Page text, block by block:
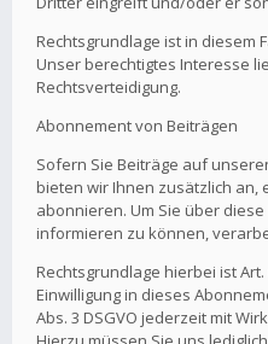
Rechtsgrundlage ist in diesem
Unser berechtigtes Interesse
Rechtsverteidigung.
Abonnement von Beiträgen
Sofern Sie Beiträge auf
bieten wir Ihnen zusätzlich an,
abonnieren. Um Sie über
informieren zu können,
Rechtsgrundlage hierbei ist Art.
Einwilligung in dieses
Abs. 3 DSGVO jederzeit mit